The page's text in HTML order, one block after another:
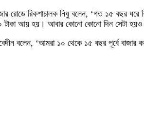
রোডে রিকশাচালক নিধু বলেন, ‘গত ১৫ বছর
টাকা আয় হয়। আবার কোনো কোনো দিন সেটা
বলেন, ‘আমরা ১০ থেকে ১৫ বছর পূর্বে বাজার